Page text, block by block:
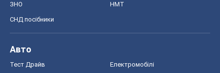
ЗНО НМТ
СНД посібники
Авто
Тест Драйв Електромобілі